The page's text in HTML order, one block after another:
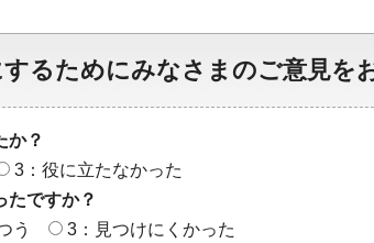
るためにみなさまのご意見を
か？
3：役に立たなかった
たですか？
う 3：見つけにくかった